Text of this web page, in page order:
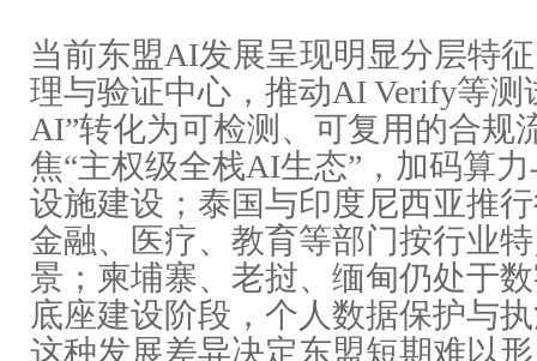
当前东盟AI发展呈现明显分层特
理与验证中心，推动AI Verify等测
AI”转化为可检测 、可复用的合规
焦“主权级全栈AI生态”，加码算力
设施建设；泰国与印度尼西亚推
金融、医疗、教育等部门按行业
景；柬埔寨、老挝、缅甸仍处于
底座建设阶段，个人数据保护与
这种发展差异决定东盟短期难以